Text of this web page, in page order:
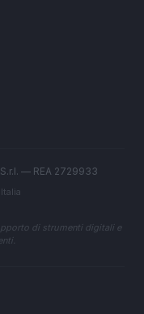
— REA 2729933
di strumenti digitali e